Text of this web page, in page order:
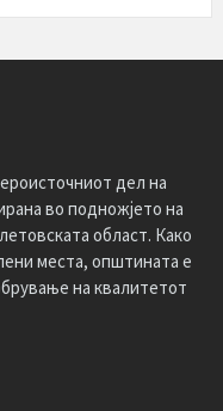
дел на
во подножјето на
област. Како
места, општината е
на квалитетот